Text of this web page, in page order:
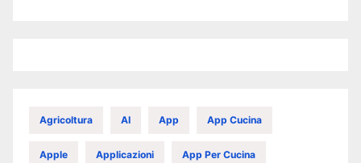
Agricoltura AI App App Cucina
Apple Applicazioni App Per Cucina